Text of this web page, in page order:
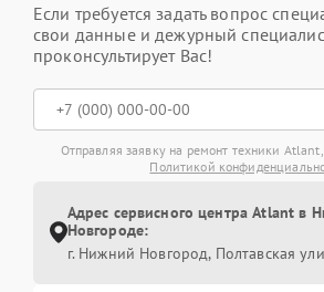
Если требуется задать вопрос
свои данные и дежурный
проконсультирует Вас!
Отправляя заявку на ремонт техники
Политикой
Адрес сервисного центра Atlant в
Новгороде:
г. Нижний Новгород, Полтавская